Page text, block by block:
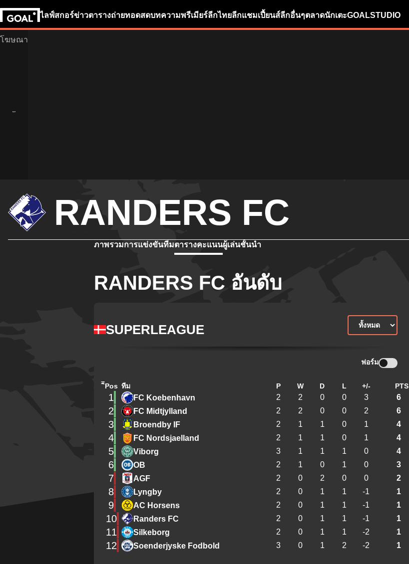
ไลฟ์สกอร์ข่าวตารางถ่ายทอดสดบทความพรีเมียร์ลีกไทยลีกแชมเปี้ยนส์ลีกอื่นๆตลาดนักเตะGOALSTUDIO
RANDERS FC
ภาพรวมการแข่งขันทีมตารางคะแนนผู้เล่นชั้นนำ
RANDERS FC อันดับ
SUPERLEAGUE
ฟอร์ม
ิีPos ทีม P W D L +/- PTS
1 FC Koebenhavn 2 2 0 0 3 6
2 FC Midtjylland 2 2 0 0 2 6
3 Broendby IF 2 1 1 0 1 4
4 FC Nordsjaelland 2 1 1 0 1 4
5 Viborg 3 1 1 1 0 4
6 OB 2 1 0 1 0 3
7 AGF 2 0 2 0 0 2
8 Lyngby 2 0 1 1 -1 1
9 AC Horsens 2 0 1 1 -1 1
10 Randers FC 2 0 1 1 -1 1
11 Silkeborg 2 0 1 1 -2 1
12 Soenderjyske Fodbold 3 0 1 2 -2 1